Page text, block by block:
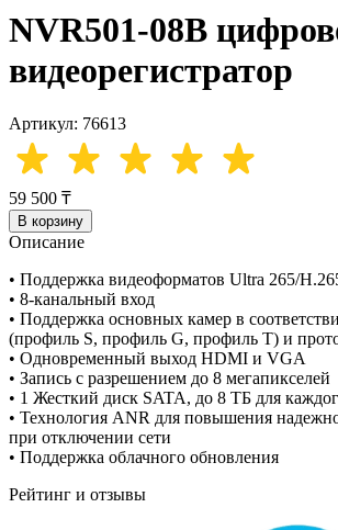
NVR501-08B
видеорегистратор
Артикул: 76613
59 500 ₸
В корзину
Описание
• Поддержка видеоформатов Ultra 265/
• 8-канальный вход
• Поддержка основных камер в
(профиль S, профиль G, профиль T) и
• Одновременный выход HDMI и VGA
• Запись с разрешением до 8 мегапикселей
• 1 Жесткий диск SATA, до 8 ТБ для
• Технология ANR для повышения
при отключении сети
• Поддержка облачного обновления
Рейтинг и отзывы